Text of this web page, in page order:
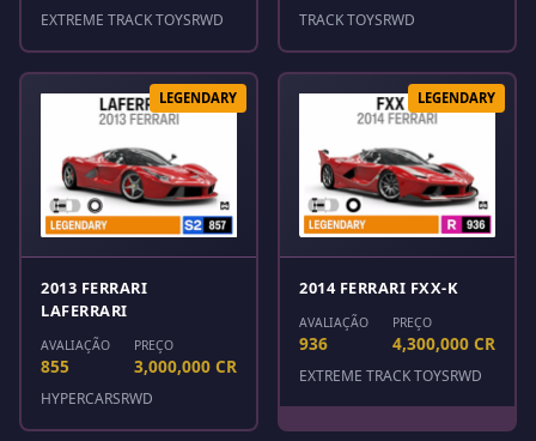
EXTREME TRACK TOYSRWD TRACK TOYSRWD
LEGENDARY
2013 FERRARI
LAFERRARI
AVALIAÇÃO
855
PREÇO
3,000,000 CR
HYPERCARSRWD
LEGENDARY
2014 FERRARI FXX-K
AVALIAÇÃO
936
PREÇO
4,300,000 CR
EXTREME TRACK TOYSRWD